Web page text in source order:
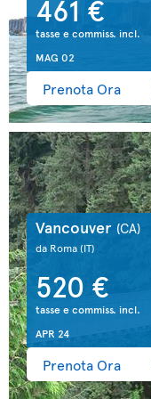
461 €
tasse e commiss. incl.
MAG 02
Prenota Ora
Vancouver (CA)
da Roma(IT)
520 €
tasse e commiss. incl.
APR 24
Prenota Ora